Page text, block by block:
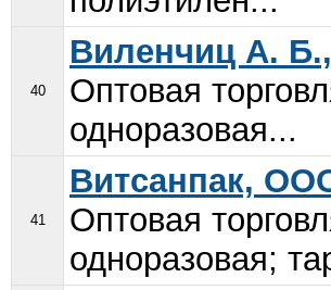
40
Виленчиц А.
Оптовая
одноразовая...
41
Витсанпак,
Оптовая
одноразовая;